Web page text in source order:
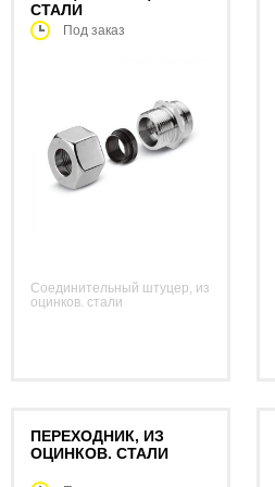
СТАЛИ
Под заказ
Соединительный штуцер, из
оцинков. стали
ПЕРЕХОДНИК, ИЗ
ОЦИНКОВ. СТАЛИ